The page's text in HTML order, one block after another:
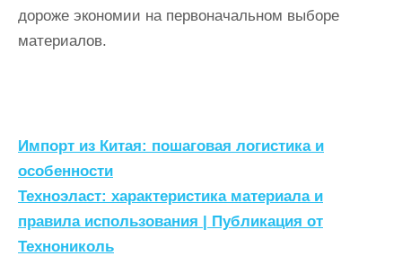
дороже экономии на первоначальном выборе
материалов.
Н
а
в
и
Импорт из Китая: пошаговая логистика и
особенности
Техноэласт: характеристика материала и
правила использования | Публикация от
Технониколь